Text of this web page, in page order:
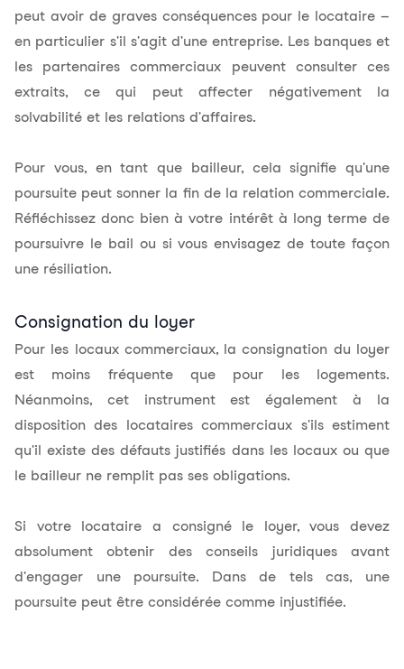
peut avoir de graves conséquences pour le locataire –
en particulier s'il s'agit d'une entreprise. Les banques et
les partenaires commerciaux peuvent consulter ces
extraits, ce qui peut affecter négativement la
solvabilité et les relations d'affaires.
Pour vous, en tant que bailleur, cela signifie qu'une
poursuite peut sonner la fin de la relation commerciale.
Réfléchissez donc bien à votre intérêt à long terme de
poursuivre le bail ou si vous envisagez de toute façon
une résiliation.
Consignation du loyer
Pour les locaux commerciaux, la consignation du loyer
est moins fréquente que pour les logements.
Néanmoins, cet instrument est également à la
disposition des locataires commerciaux s'ils estiment
qu'il existe des défauts justifiés dans les locaux ou que
le bailleur ne remplit pas ses obligations.
Si votre locataire a consigné le loyer, vous devez
absolument obtenir des conseils juridiques avant
d'engager une poursuite. Dans de tels cas, une
poursuite peut être considérée comme injustifiée.